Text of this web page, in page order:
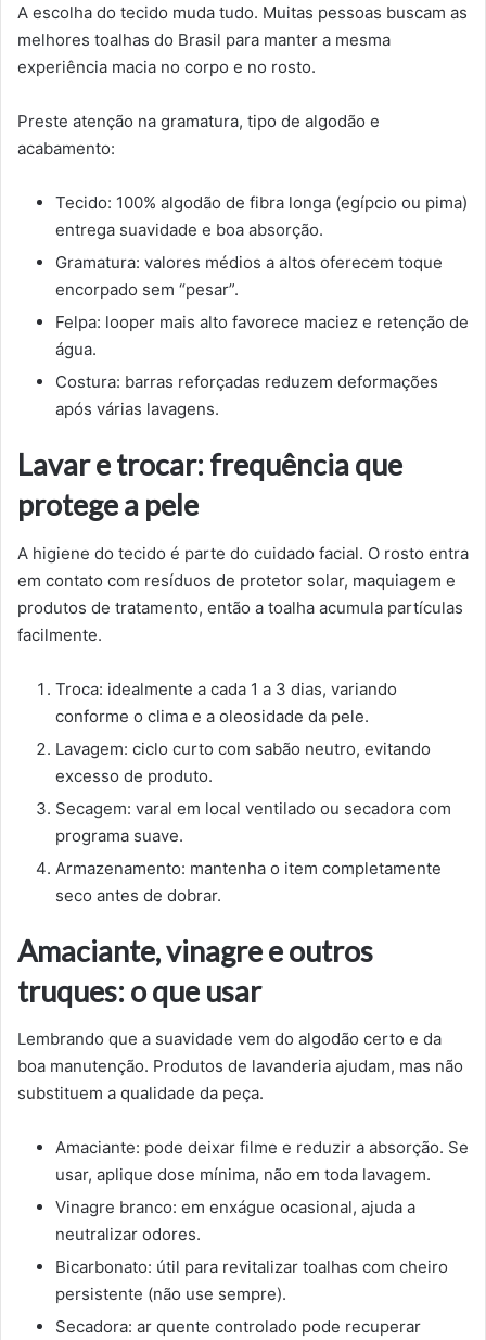
A escolha do tecido muda tudo. Muitas pessoas buscam as
melhores toalhas do Brasil para manter a mesma
experiência macia no corpo e no rosto.
Preste atenção na gramatura, tipo de algodão e
acabamento:
Tecido: 100% algodão de fibra longa (egípcio ou pima)
entrega suavidade e boa absorção.
Gramatura: valores médios a altos oferecem toque
encorpado sem “pesar”.
Felpa: looper mais alto favorece maciez e retenção de
água.
Costura: barras reforçadas reduzem deformações
após várias lavagens.
Lavar e trocar: frequência que
protege a pele
A higiene do tecido é parte do cuidado facial. O rosto entra
em contato com resíduos de protetor solar, maquiagem e
produtos de tratamento, então a toalha acumula partículas
facilmente.
Troca: idealmente a cada 1 a 3 dias, variando
conforme o clima e a oleosidade da pele.
Lavagem: ciclo curto com sabão neutro, evitando
excesso de produto.
Secagem: varal em local ventilado ou secadora com
programa suave.
Armazenamento: mantenha o item completamente
seco antes de dobrar.
Amaciante, vinagre e outros
truques: o que usar
Lembrando que a suavidade vem do algodão certo e da
boa manutenção. Produtos de lavanderia ajudam, mas não
substituem a qualidade da peça.
Amaciante: pode deixar filme e reduzir a absorção. Se
usar, aplique dose mínima, não em toda lavagem.
Vinagre branco: em enxágue ocasional, ajuda a
neutralizar odores.
Bicarbonato: útil para revitalizar toalhas com cheiro
persistente (não use sempre).
Secadora: ar quente controlado pode recuperar